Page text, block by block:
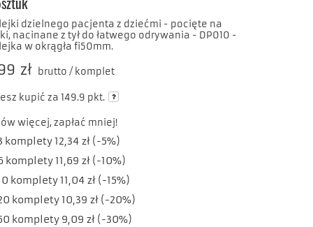
dzielnego pacjenta z dziećmi - pocięte na
nacinane z tył do łatwego odrywania - DP010 -
w okrągła fi50mm.
zł brutto / komplet
kupić za149.9 pkt.
więcej, zapłać mniej!
komplety12,34 zł (-5%)
komplety11,69 zł (-10%)
komplety11,04 zł (-15%)
komplety10,39 zł (-20%)
komplety 9,09 zł (-30%)